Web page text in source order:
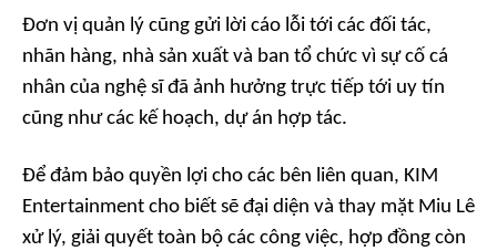
Đơn vị quản lý cũng gửi lời cáo lỗi tới các đối tác,
nhãn hàng, nhà sản xuất và ban tổ chức vì sự cố cá
nhân của nghệ sĩ đã ảnh hưởng trực tiếp tới uy tín
cũng như các kế hoạch, dự án hợp tác.
Để đảm bảo quyền lợi cho các bên liên quan, KIM
Entertainment cho biết sẽ đại diện và thay mặt Miu Lê
xử lý, giải quyết toàn bộ các công việc, hợp đồng còn